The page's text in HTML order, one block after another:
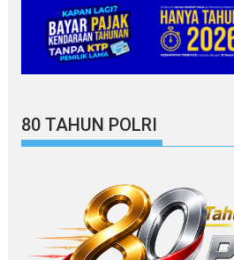
80 TAHUN POLRI